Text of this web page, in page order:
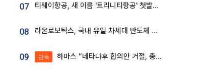
07 티웨이항공, 새 이름 '트리니티항공' 첫발…SSC 전략 본격화
08 라온로보틱스, 국내 유일 차세대 반도체 공정 로봇 개발 ‘고객사 테스트 진행’
09 단독 하마스 “네타냐후 합의안 거절, 총선 앞두고 시간 끌기”